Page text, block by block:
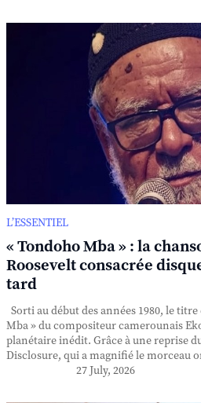
L’ESSENTIEL
« Tondoho Mba » : la
Roosevelt consacrée
tard
Sorti au début des années 1980, le
Mba » du compositeur camerounais
planétaire inédit. Grâce à une reprise
Disclosure, qui a magnifié le morceau
27 July, 2026